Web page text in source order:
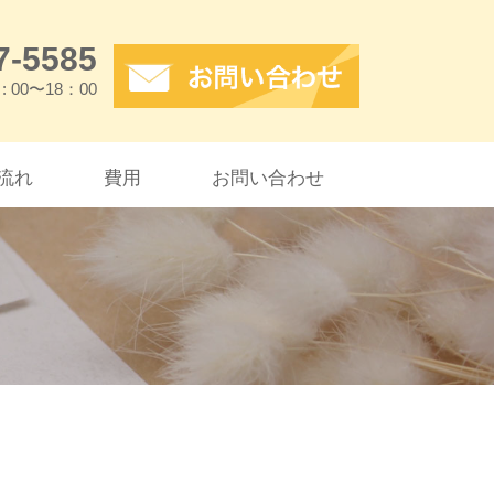
5585
00〜18：00
れ 費用 お問い合わせ